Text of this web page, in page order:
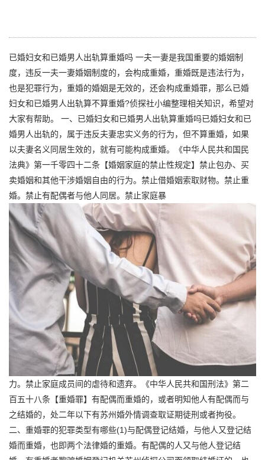
已婚妇女和已婚男人出轨算重婚吗 一夫一妻是我国重要的婚姻制
度，违反一夫一妻婚姻制度的，会构成重婚，重婚既是违法行为，
也是犯罪行为，重婚的婚姻是无效的，还会构成重婚罪，那么已婚
妇女和已婚男人出轨算不算重婚?侦探社小编整理相关知识，希望对
大家有帮助。 一、已婚妇女和已婚男人出轨算重婚吗已婚妇女和已
婚男人出轨的，属于违反夫妻忠实义务的行为，但不算重婚，如果
以夫妻名义同居生效的，就有可能构成重婚。《中华人民共和国民
法典》第一千零四十二条【婚姻家庭的禁止性规定】禁止包办、买
卖婚姻和其他干涉婚姻自由的行为。禁止借婚姻索取财物。禁止重
婚。禁止有配偶者与他人同居。禁止家庭暴
力。禁止家庭成员间的虐待和遗弃。《中华人民共和国刑法》第二
百五十八条【重婚罪】有配偶而重婚的，或者明知他人有配偶而与
之结婚的，处二年以下有苏州婚外情调查取证期徒刑或者拘役。
二、重婚罪的犯罪类型有哪些(1)与配偶登记结婚，与他人又登记结
婚而重婚，也即两个法律婚的重婚。有配偶的人又与他人登记结